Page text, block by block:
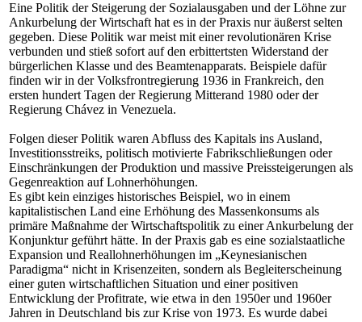
Eine Politik der Steigerung der Sozialausgaben und der Löhne zur
Ankurbelung der Wirtschaft hat es in der Praxis nur äußerst selten
gegeben. Diese Politik war meist mit einer revolutionären Krise
verbunden und stieß sofort auf den erbittertsten Widerstand der
bürgerlichen Klasse und des Beamtenapparats. Beispiele dafür
finden wir in der Volksfrontregierung 1936 in Frankreich, den
ersten hundert Tagen der Regierung Mitterand 1980 oder der
Regierung Chávez in Venezuela.
Folgen dieser Politik waren Abfluss des Kapitals ins Ausland,
Investitionsstreiks, politisch motivierte Fabrikschließungen oder
Einschränkungen der Produktion und massive Preissteigerungen als
Gegenreaktion auf Lohnerhöhungen.
Es gibt kein einziges historisches Beispiel, wo in einem
kapitalistischen Land eine Erhöhung des Massenkonsums als
primäre Maßnahme der Wirtschaftspolitik zu einer Ankurbelung der
Konjunktur geführt hätte. In der Praxis gab es eine sozialstaatliche
Expansion und Reallohnerhöhungen im „Keynesianischen
Paradigma“ nicht in Krisenzeiten, sondern als Begleiterscheinung
einer guten wirtschaftlichen Situation und einer positiven
Entwicklung der Profitrate, wie etwa in den 1950er und 1960er
Jahren in Deutschland bis zur Krise von 1973. Es wurde dabei